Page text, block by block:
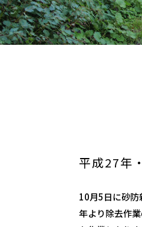
平成27年
10月5日に砂防
年より除去作